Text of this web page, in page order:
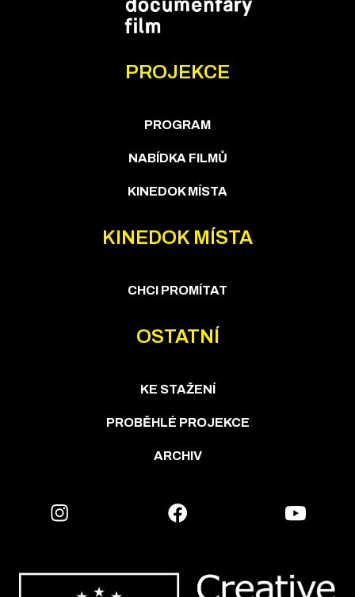
PROJEKCE
PROGRAM
NABÍDKA FILMŮ
KINEDOK MÍSTA
KINEDOK MÍSTA
CHCI PROMÍTAT
OSTATNÍ
KE STAŽENÍ
PROBĚHLÉ PROJEKCE
ARCHIV